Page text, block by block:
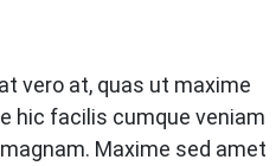
vero at, quas ut maxime
hic facilis cumque veniam
Maxime sed amet